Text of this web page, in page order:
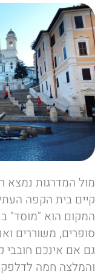
קיים בית הקפה
המקום הוא "מוסד"
סופרים, משוררים
גם אם אינכם חובבי
והמלצה חמה